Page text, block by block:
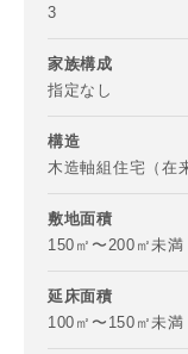
3
家族構成
指定なし
構造
木造軸組住宅（在
敷地面積
150㎡〜200㎡未満
延床面積
100㎡〜150㎡未満
郵便番号
都道府県